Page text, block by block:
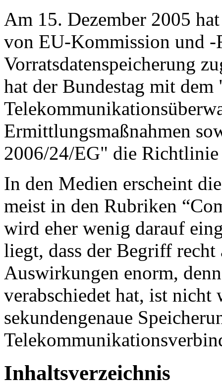
Am 15. Dezember 2005
von EU-Kommission und -
Vorratsdatenspeicherung
hat der Bundestag mit
Ermittlungsmaßnahmen
2006/24/EG" die
In den Medien erscheint
meist in den Rubriken
wird eher wenig darauf
liegt, dass der Begriff
Auswirkungen enorm,
verabschiedet hat, ist nicht
sekundengenaue
Inhaltsverzeichnis